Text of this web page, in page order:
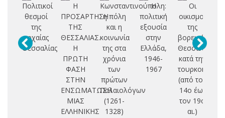
Πολιτικοί
θεσμοί
της
αρχαίας
Θεσσαλίας
Η
ΠΡΟΣΑΡΤΗΣΗ
ΤΗΣ
ΘΕΣΣΑΛΙΑΣ.
Η
ΠΡΩΤΗ
ΦΑΣΗ
ΣΤΗΝ
ΕΝΣΩΜΑΤΩΣΗ
ΜΙΑΣ
ΕΛΛΗΝΙΚΗΣ
Κωνσταντινούπολη:
η πόλη
και η
κοινωνία
της στα
χρόνια
των
πρώτων
Παλαιολόγων
(1261-
1328)
Η
πολιτική
εξουσία
στην
Ελλάδα,
1946-
1967
Οι
οικισμοί
της
Θεσσαλίας
κατά την
τουρκοκρατία:
(από τον
14ο έως
τον 19ο
αι.)